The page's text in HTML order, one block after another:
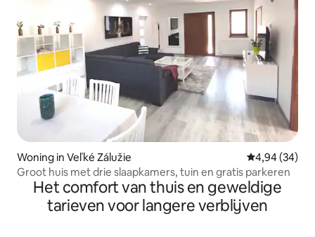
Woning in Veľké Zálužie Gemiddelde
4,94 (34)
Groot huis met drie slaapkamers, tuin en gratis parkeren
Het comfort van thuis en geweldige
tarieven voor langere verblijven